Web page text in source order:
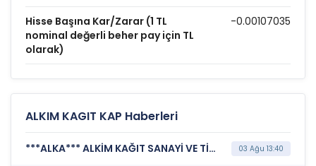
Hisse Başına Kar/Zarar (1 TL
nominal değerli beher pay için TL
olarak)
-0.00107035
ALKIM KAGIT KAP Haberleri
***ALKA*** ALKİM KAĞIT SANAYİ VE TİCARET A.Ş. (Şirket Genel Bilgi Formu) 03 Ağu 13:40